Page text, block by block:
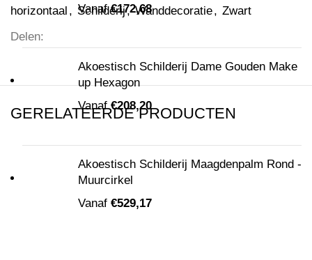
horizontaal , Schilderij, Wanddecoratie, Zwart
Delen:
GERELATEERDE PRODUCTEN
Vanaf€172,68
Akoestisch Schilderij Dame Gouden Make
up Hexagon
Vanaf€208,20
Akoestisch Schilderij Maagdenpalm Rond -
Muurcirkel
Vanaf €529,17